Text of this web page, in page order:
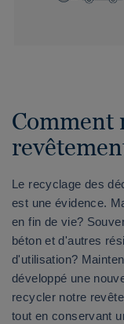
Comment
Le recyclage des
est une évidence.
en fin de vie?
béton et d'autres
d'utilisation?
développé une
recycler notre
tout en conservant